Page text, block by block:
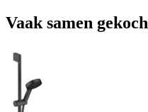
Vaak samen